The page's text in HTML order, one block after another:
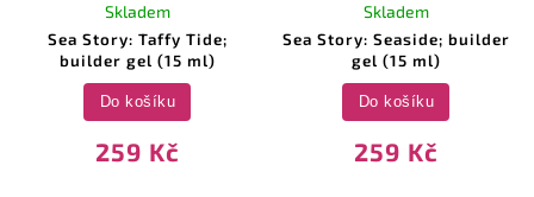
Sea Story: Taffy Tide;
builder gel (15 ml)
Skladem
259 Kč
Do košíku
Sea Story: Seaside; builder
gel (15 ml)
Skladem
259 Kč
Do košíku